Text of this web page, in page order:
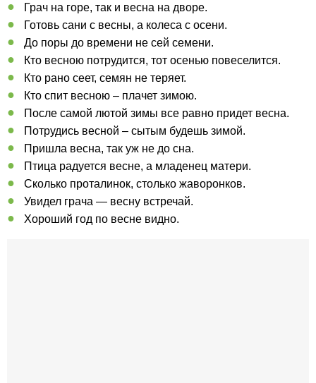
Грач на горе, так и весна на дворе.
Готовь сани с весны, а колеса с осени.
До поры до времени не сей семени.
Кто весною потрудится, тот осенью повеселится.
Кто рано сеет, семян не теряет.
Кто спит весною – плачет зимою.
После самой лютой зимы все равно придет весна.
Потрудись весной – сытым будешь зимой.
Пришла весна, так уж не до сна.
Птица радуется весне, а младенец матери.
Сколько проталинок, столько жаворонков.
Увидел грача — весну встречай.
Хороший год по весне видно.